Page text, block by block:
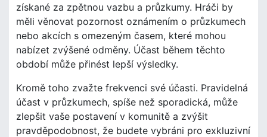
získané za zpětnou vazbu a průzkumy. Hráči by
měli věnovat pozornost oznámením o průzkumech
nebo akcích s omezeným časem, které mohou
nabízet zvýšené odměny. Účast během těchto
období může přinést lepší výsledky.
Kromě toho zvažte frekvenci své účasti. Pravidelná
účast v průzkumech, spíše než sporadická, může
zlepšit vaše postavení v komunitě a zvýšit
pravděpodobnost, že budete vybráni pro exkluzivní